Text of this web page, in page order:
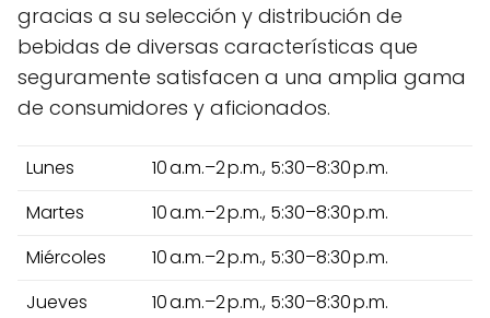
gracias a su selección y distribución de
bebidas de diversas características que
seguramente satisfacen a una amplia gama
de consumidores y aficionados.
Lunes
10 a.m.–2 p.m., 5:30–8:30 p.m.
Martes
10 a.m.–2 p.m., 5:30–8:30 p.m.
Miércoles
10 a.m.–2 p.m., 5:30–8:30 p.m.
Jueves
10 a.m.–2 p.m., 5:30–8:30 p.m.